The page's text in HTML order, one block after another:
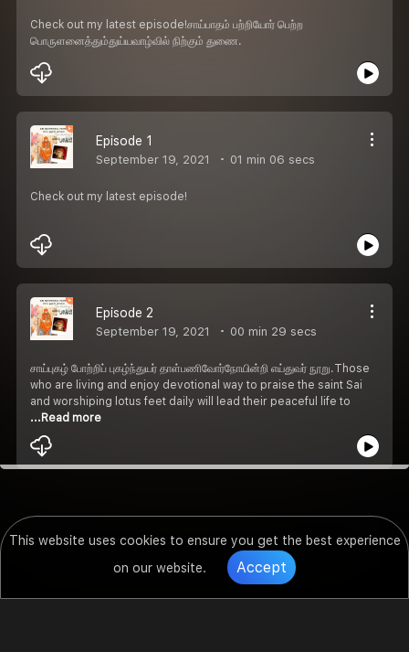
This website uses cookies to ensure you get the best experience
on our website.
Accept
Check out my latest episode!சாய்பாதம் பற்றியோர் பெற்ற
பொருளனைத்தும்துய்யவாழ்வில் நிற்கும் துணை.
Episode 1
September 19, 2021 01 min 06 secs
Check out my latest episode!
Episode 2
September 19, 2021 00 min 29 secs
சாய்புகழ் போற்றிப் புகழ்ந்துயர் தாள்பணிவோர்நோயின்றி எய்துவர் நூறு.Those
who are living and enjoy devotional way to praise the saint Sai
and worshiping lotus feet daily will lead their peaceful life to
...Read more